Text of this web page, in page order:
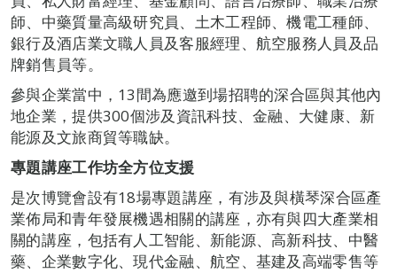
師、中藥質量高級研究員、土木工程師、機電工種師、
銀行及酒店業文職人員及客服經理、航空服務人員及品
牌銷售員等。
參與企業當中，13間為應邀到場招聘的深合區與其他內
地企業，提供300個涉及資訊科技、金融、大健康、新
能源及文旅商貿等職缺。
專題講座工作坊全方位支援
是次博覽會設有18場專題講座，有涉及與橫琴深合區產
業佈局和青年發展機遇相關的講座，亦有與四大產業相
關的講座，包括有人工智能、新能源、高新科技、中醫
藥、企業數字化、現代金融、航空、基建及高端零售等